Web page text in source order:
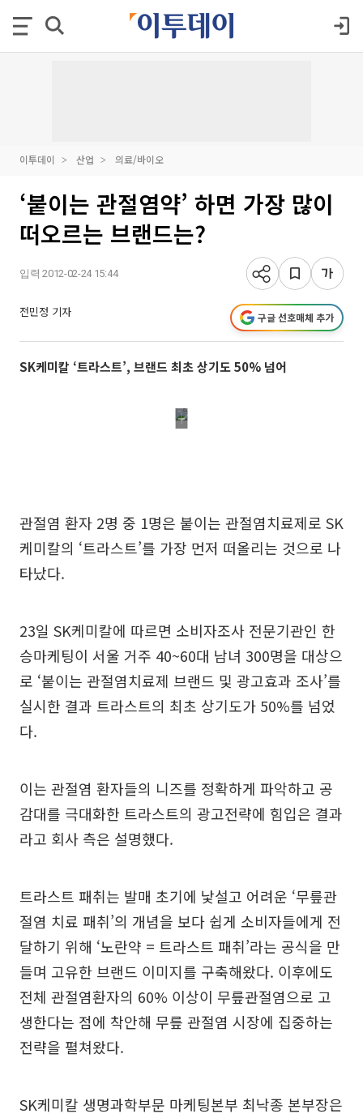
이투데이 산업 의료/바이오
‘붙이는 관절염약’ 하면 가장 많이
떠오르는 브랜드는?
입력 2012-02-24 15:44
전민정 기자 구글 선호매체 추가
SK케미칼 ‘트라스트’, 브랜드 최초 상기도 50% 넘어
관절염 환자 2명 중 1명은 붙이는 관절염치료제로 SK
케미칼의 ‘트라스트’를 가장 먼저 떠올리는 것으로 나
타났다.
23일 SK케미칼에 따르면 소비자조사 전문기관인 한
승마케팅이 서울 거주 40~60대 남녀 300명을 대상으
로 ‘붙이는 관절염치료제 브랜드 및 광고효과 조사’를
실시한 결과 트라스트의 최초 상기도가 50%를 넘었
다.
이는 관절염 환자들의 니즈를 정확하게 파악하고 공
감대를 극대화한 트라스트의 광고전략에 힘입은 결과
라고 회사 측은 설명했다.
트라스트 패취는 발매 초기에 낯설고 어려운 ‘무릎관
절염 치료 패취’의 개념을 보다 쉽게 소비자들에게 전
달하기 위해 ‘노란약 = 트라스트 패취’라는 공식을 만
들며 고유한 브랜드 이미지를 구축해왔다. 이후에도
전체 관절염환자의 60% 이상이 무릎관절염으로 고
생한다는 점에 착안해 무릎 관절염 시장에 집중하는
전략을 펼쳐왔다.
SK케미칼 생명과학부문 마케팅본부 최낙종 본부장은